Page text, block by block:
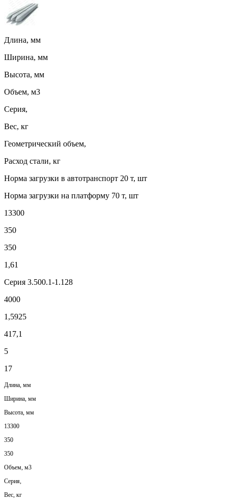
Длина, мм
Ширина, мм
Высота, мм
Объем, м3
Серия,
Вес, кг
Геометрический объем,
Расход стали, кг
Норма загрузки в автотранспорт 20 т, шт
Норма загрузки на платформу 70 т, шт
13300
350
350
1,61
Серия 3.500.1-1.128
4000
1,5925
417,1
5
17
Длина, мм
Ширина, мм
Высота, мм
13300
350
350
Объем, м3
Серия,
Вес, кг